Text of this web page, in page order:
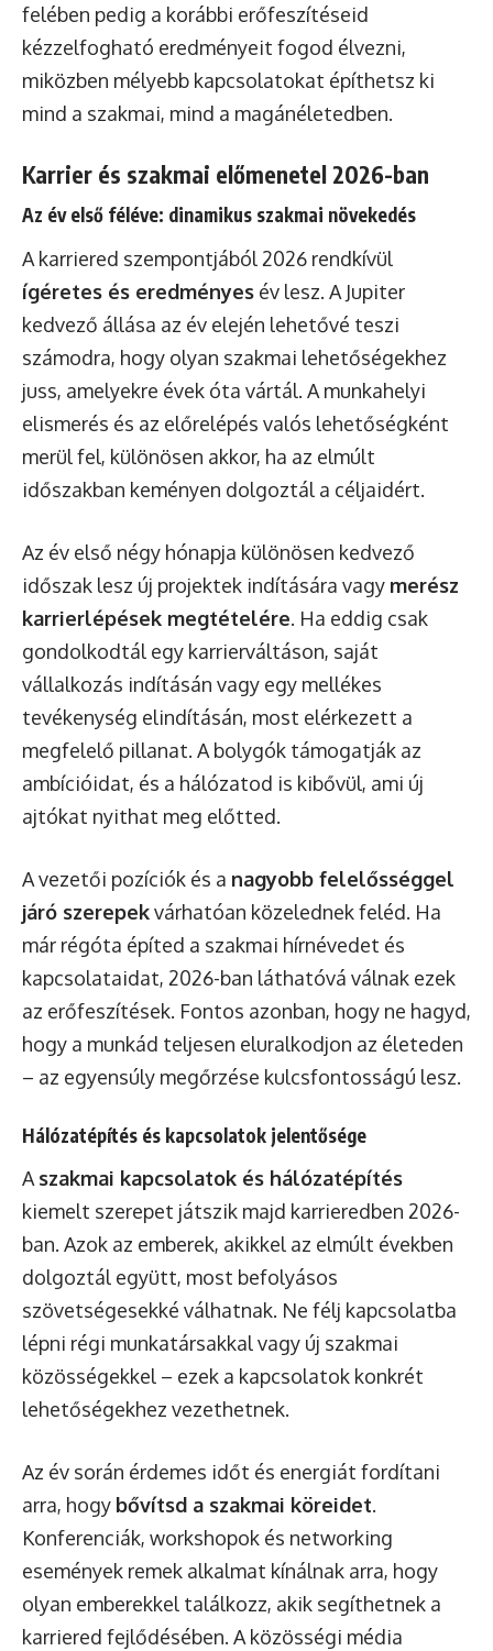
felében pedig a korábbi erőfeszítéseid
kézzelfogható eredményeit fogod élvezni,
miközben mélyebb kapcsolatokat építhetsz ki
mind a szakmai, mind a magánéletedben.
Karrier és szakmai előmenetel 2026-ban
Az év első féléve: dinamikus szakmai növekedés
A karriered szempontjából 2026 rendkívül
ígéretes és eredményes év lesz. A Jupiter
kedvező állása az év elején lehetővé teszi
számodra, hogy olyan szakmai lehetőségekhez
juss, amelyekre évek óta vártál. A munkahelyi
elismerés és az előrelépés valós lehetőségként
merül fel, különösen akkor, ha az elmúlt
időszakban keményen dolgoztál a céljaidért.
Az év első négy hónapja különösen kedvező
időszak lesz új projektek indítására vagy merész
karrierlépések megtételére. Ha eddig csak
gondolkodtál egy karrierváltáson, saját
vállalkozás indításán vagy egy mellékes
tevékenység elindításán, most elérkezett a
megfelelő pillanat. A bolygók támogatják az
ambícióidat, és a hálózatod is kibővül, ami új
ajtókat nyithat meg előtted.
A vezetői pozíciók és a nagyobb felelősséggel
járó szerepekvárhatóan közelednek feléd. Ha
már régóta építed a szakmai hírnévedet és
kapcsolataidat, 2026-ban láthatóvá válnak ezek
az erőfeszítések. Fontos azonban, hogy ne hagyd,
hogy a munkád teljesen eluralkodjon az életeden
– az egyensúly megőrzése kulcsfontosságú lesz.
Hálózatépítés és kapcsolatok jelentősége
A szakmai kapcsolatok és hálózatépítés
kiemelt szerepet játszik majd karrieredben 2026-
ban. Azok az emberek, akikkel az elmúlt években
dolgoztál együtt, most befolyásos
szövetségesekké válhatnak. Ne félj kapcsolatba
lépni régi munkatársakkal vagy új szakmai
közösségekkel – ezek a kapcsolatok konkrét
lehetőségekhez vezethetnek.
Az év során érdemes időt és energiát fordítani
arra, hogy bővítsd a szakmai köreidet.
Konferenciák, workshopok és networking
események remek alkalmat kínálnak arra, hogy
olyan emberekkel találkozz, akik segíthetnek a
karriered fejlődésében. A közösségi média